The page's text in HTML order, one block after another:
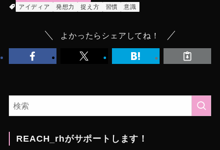
アイディア
発想力 捉え方 習慣 意識
よかったらシェアしてね！
REACH_rhがサポートします！